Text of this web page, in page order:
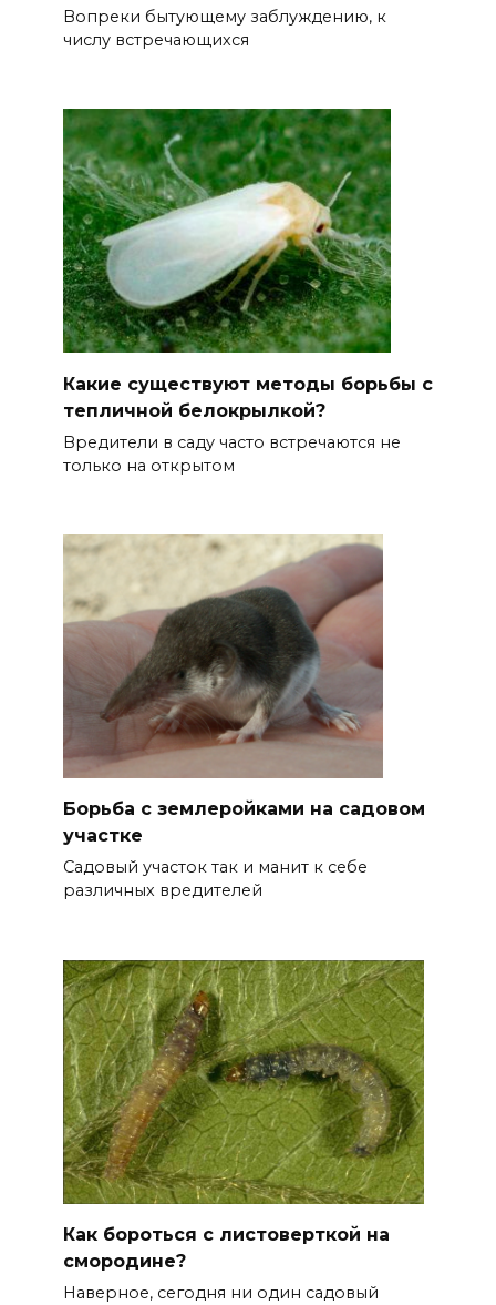
Вопреки бытующему заблуждению, к
числу встречающихся
Какие существуют методы борьбы с
тепличной белокрылкой?
Вредители в саду часто встречаются не
только на открытом
Борьба с землеройками на садовом
участке
Садовый участок так и манит к себе
различных вредителей
Как бороться с листоверткой на
смородине?
Наверное, сегодня ни один садовый